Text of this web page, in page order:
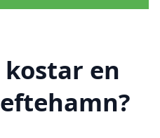
en